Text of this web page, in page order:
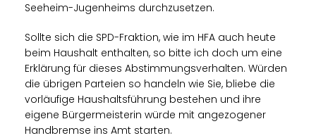
Seeheim-Jugenheims durchzusetzen.
Sollte sich die SPD-Fraktion, wie im HFA auch heute
beim Haushalt enthalten, so bitte ich doch um eine
Erklärung für dieses Abstimmungsverhalten. Würden
die übrigen Parteien so handeln wie Sie, bliebe die
vorläufige Haushaltsführung bestehen und ihre
eigene Bürgermeisterin würde mit angezogener
Handbremse ins Amt starten.